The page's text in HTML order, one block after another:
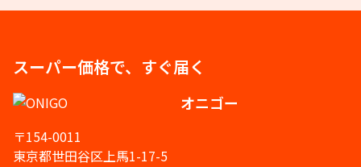
スーパー価格で、すぐ届く
オニゴー
〒154-0011
東京都世田谷区上馬1-17-5